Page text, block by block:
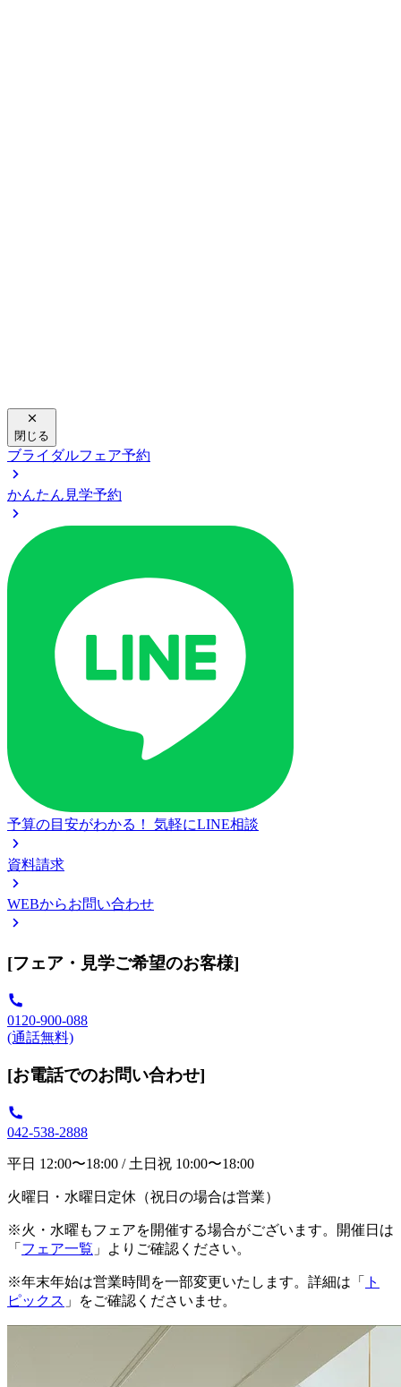
閉じる
ブライダルフェア予約
かんたん見学予約
予算の目安がわかる！ 気軽にLINE相談
資料請求
WEBからお問い合わせ
[フェア・見学ご希望のお客様]
0120-900-088
(通話無料)
[お電話でのお問い合わせ]
042-538-2888
平日 12:00〜18:00 / 土日祝 10:00〜18:00
火曜日・水曜日定休（祝日の場合は営業）
※火・水曜もフェアを開催する場合がございます。開催日は
「 フェア一覧 」よりご確認ください。
※年末年始は営業時間を一部変更いたします。詳細は「
ト
ピックス 」をご確認くださいませ。